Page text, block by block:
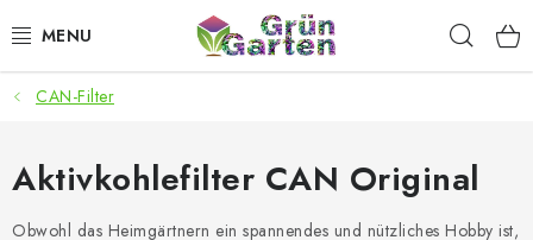
Inhalt
ANGEBOTE
LED PFLANZENLAMPEN
ANBAUBEDARF FÜR DEN HEIMANBAU
CAN-Filter
Aktivkohlefilter CAN Original
C
Obwohl das Heimgärtnern ein spannendes und nützliches Hobby ist,